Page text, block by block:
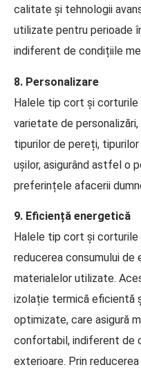
calitate și tehnologii
utilizate pentru perioade
indiferent de condițiile
8. Personalizare
Halele tip cort și
varietate de
tipurilor de pereți,
ușilor, asigurând astfel o
preferințele afacerii
9. Eficiență energetică
Halele tip cort și
reducerea consumului de
materialelor utilizate.
izolație termică eficientă
optimizate, care asigură
confortabil, indiferent de
exterioare. Prin